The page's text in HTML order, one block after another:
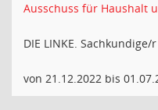
Ausschuss für Haushalt
DIE LINKE.
von 21.12.2022 bis